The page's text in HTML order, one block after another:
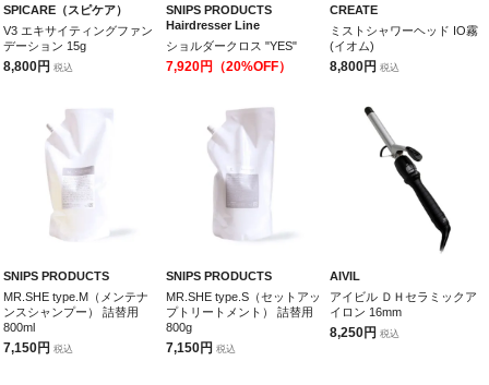
SPICARE（スピケア）
V3 エキサイティングファン
デーション 15g
8,800円 税込
SNIPS PRODUCTS
Hairdresser Line
ショルダークロス "YES"
7,920円 （20%OFF）
CREATE
ミストシャワーヘッド IO霧
(イオム)
8,800円 税込
SNIPS PRODUCTS
MR.SHE type.M（メンテナ
ンスシャンプー） 詰替用
800ml
7,150円 税込
SNIPS PRODUCTS
MR.SHE type.S（セットアッ
プトリートメント） 詰替用
800g
7,150円 税込
AIVIL
アイビル ＤＨセラミックア
イロン 16mm
8,250円 税込